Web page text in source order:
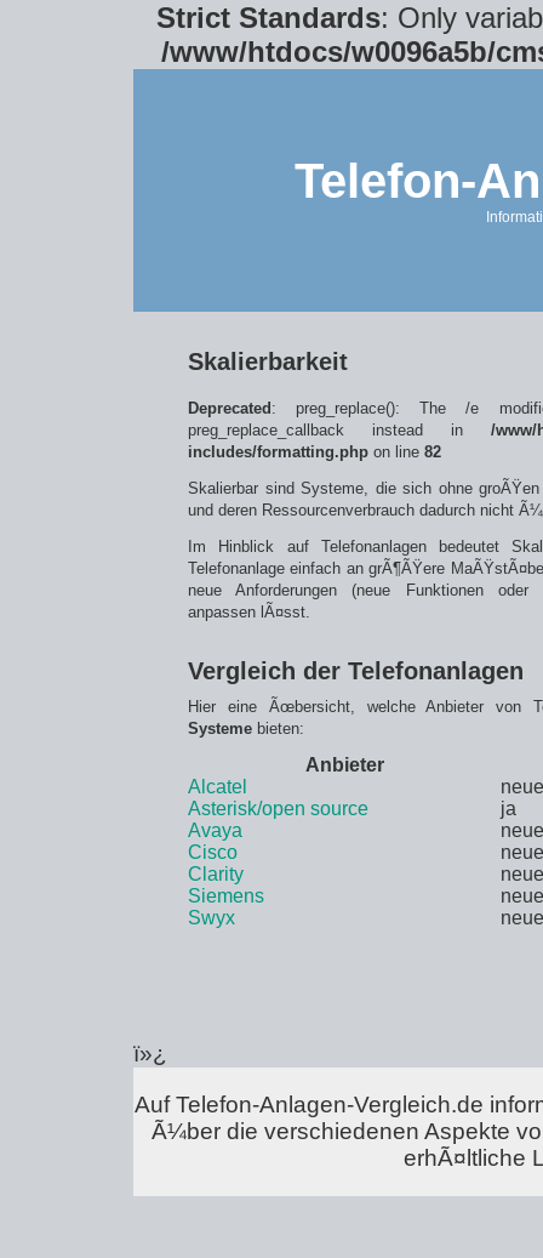
Strict Standards: Only
/www/htdocs/w0096a5b/
Telefon-
Skalierbarkeit
Deprecated : preg_replace(): The /e
preg_replace_callback instead in /www/
includes/formatting.php on line 82
Skalierbar sind Systeme, die sich ohne
und deren Ressourcenverbrauch dadurch nicht
Im Hinblick auf Telefonanlagen bedeutet
Telefonanlage einfach an grÃ¶ÃŸere
neue Anforderungen (neue Funktionen oder
anpassen lÃ¤sst.
Vergleich der Telefonanlagen
Hier eine Ãœbersicht, welche Anbieter von
Systeme bieten:
Anbieter
Alcatel
Asterisk/open source
ja
Avaya
Cisco
Clarity
Siemens
Swyx
ï»¿
Auf Telefon-Anlagen-Vergleich.de
Ã¼ber die verschiedenen Aspekte
erhÃ¤ltliche